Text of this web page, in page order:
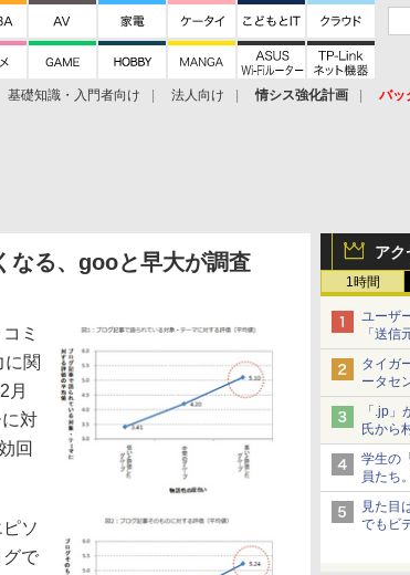
基礎知識・入門者向け 法人向け 情シス強化計画
バッ
アク
1時間
ユーザ
「送
【やじ
タイガ
ータセ
で 「ス
「.jp
氏から
学生の
員たち
見た目
でもビ
なる、gooと早大が調査
ミ
に関
月
対
回
ソ
で